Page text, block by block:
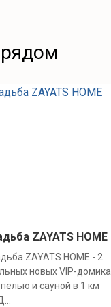
ZAYATS HOME
ZAYATS HOME - 2
новых VIP-домика
и сауной в 1 км